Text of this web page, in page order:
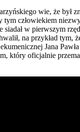
wie, że był
tym czło­wie­kiem
sia­dał w pierw­szym
na przy­kład tym,
Jana
któ­ry ofi­cjal­nie